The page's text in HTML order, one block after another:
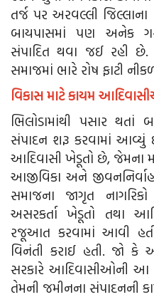
તર્જ પર અરવલ્લી જિલ્લાના
બાયપાસમાં પણ અનેક
સંપાદિત થવા જઈ રહી
સમાજમાં ભારે રોષ ફાટી
વિકાસ માટે કાયમ
ભિલોડામાંથી પસાર થતાં
સંપાદન શરૂ કરવામાં આવ્યું
આદિવાસી ખેડૂતો છે, જેમના
આજીવિકા અને
સમાજના જાગૃત
અસરકર્તા ખેડૂતો તથા
રજૂઆત કરવામાં આવી
વિનંતી કરાઈ હતી. જો કે
સરકારે આદિવાસીઓની આ
તેમની જમીનના સંપાદનની